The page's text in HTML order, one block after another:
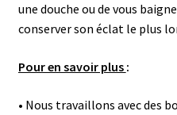
une douche ou de vous
conserver son éclat le plus
Pour en savoir plus :
• Nous travaillons avec des